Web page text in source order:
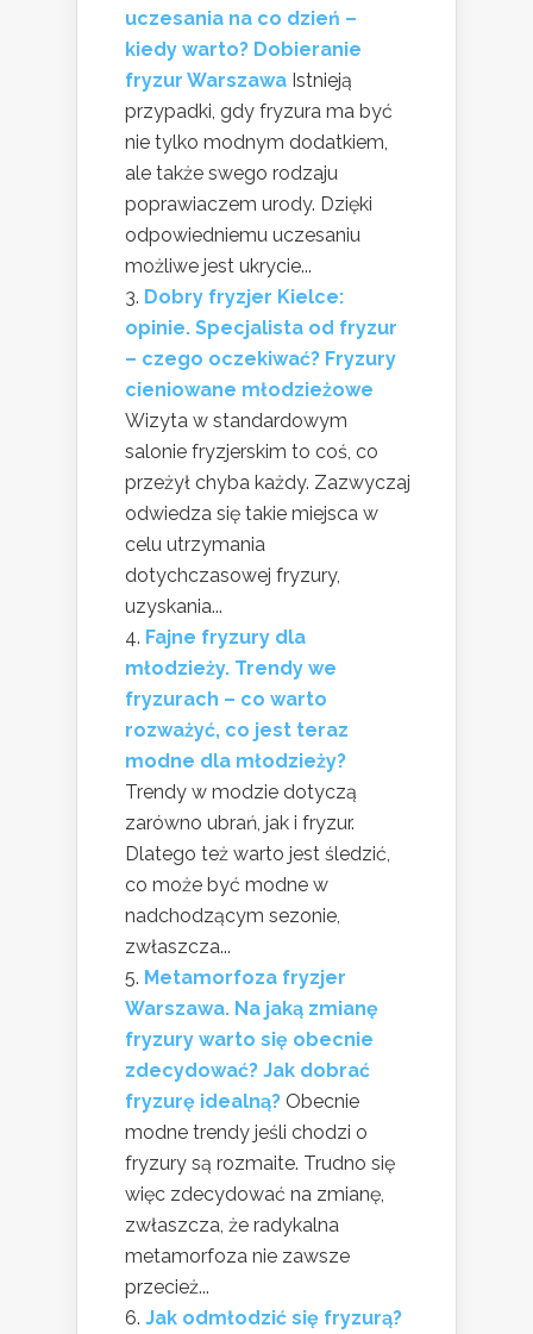
uczesania na co dzień –
kiedy warto? Dobieranie
fryzur Warszawa Istnieją
przypadki, gdy fryzura ma być
nie tylko modnym dodatkiem,
ale także swego rodzaju
poprawiaczem urody. Dzięki
odpowiedniemu uczesaniu
możliwe jest ukrycie...
Dobry fryzjer Kielce:
opinie. Specjalista od fryzur
– czego oczekiwać? Fryzury
cieniowane młodzieżowe
Wizyta w standardowym
salonie fryzjerskim to coś, co
przeżył chyba każdy. Zazwyczaj
odwiedza się takie miejsca w
celu utrzymania
dotychczasowej fryzury,
uzyskania...
Fajne fryzury dla
młodzieży. Trendy we
fryzurach – co warto
rozważyć, co jest teraz
modne dla młodzieży?
Trendy w modzie dotyczą
zarówno ubrań, jak i fryzur.
Dlatego też warto jest śledzić,
co może być modne w
nadchodzącym sezonie,
zwłaszcza...
Metamorfoza fryzjer
Warszawa. Na jaką zmianę
fryzury warto się obecnie
zdecydować? Jak dobrać
fryzurę idealną? Obecnie
modne trendy jeśli chodzi o
fryzury są rozmaite. Trudno się
więc zdecydować na zmianę,
zwłaszcza, że radykalna
metamorfoza nie zawsze
przecież...
Jak odmłodzić się fryzurą?